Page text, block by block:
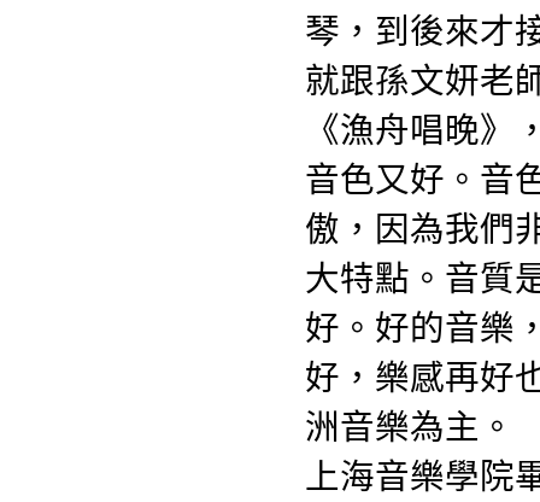
琴，到後來才
就跟孫文妍老
《漁舟唱晚》
音色又好。音
傲，因為我們
大特點。音質
好。好的音樂
好，樂感再好
洲音樂為主。
上海音樂學院